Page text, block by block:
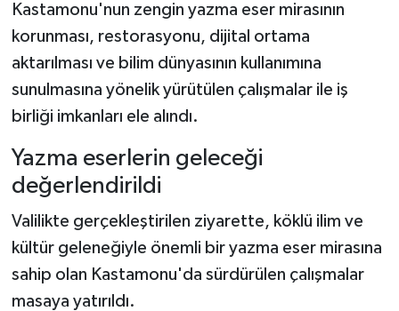
Kastamonu'nun zengin yazma eser mirasının
korunması, restorasyonu, dijital ortama
aktarılması ve bilim dünyasının kullanımına
sunulmasına yönelik yürütülen çalışmalar ile iş
birliği imkanları ele alındı.
Yazma eserlerin geleceği
değerlendirildi
Valilikte gerçekleştirilen ziyarette, köklü ilim ve
kültür geleneğiyle önemli bir yazma eser mirasına
sahip olan Kastamonu'da sürdürülen çalışmalar
masaya yatırıldı.
Taşköprü Haberleri
Tosya Haberleri
Karadeniz Haberleri
Ulusal Haberler
Siyaset Haberleri
Dünya Haberleri